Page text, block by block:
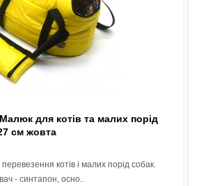
для котів та малих порід
см жовта
котів і малих порід собак.
- синтапон, осно..